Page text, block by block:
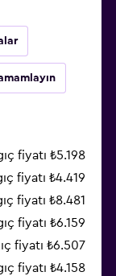
fiyatı ₺5.198
fiyatı ₺4.419
fiyatı ₺8.481
fiyatı ₺6.159
fiyatı ₺6.507
fiyatı ₺4.158